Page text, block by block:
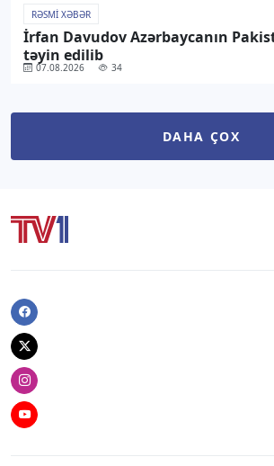
RƏSMI XƏBƏR
İrfan Davudov Azərbaycanın
təyin edilib
07.08.2026 34
DAHA ÇOX
Facebook
Twitter
Instagram
Youtube